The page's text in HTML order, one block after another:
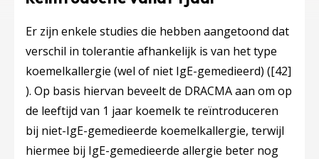
Er zijn enkele studies die hebben aangetoond dat
verschil in tolerantie afhankelijk is van het type
koemelkallergie (wel of niet IgE-gemedieerd) ([42]
). Op basis hiervan beveelt de DRACMA aan om op
de leeftijd van 1 jaar koemelk te reïntroduceren
bij niet-IgE-gemedieerde koemelkallergie, terwijl
hiermee bij IgE-gemedieerde allergie beter nog